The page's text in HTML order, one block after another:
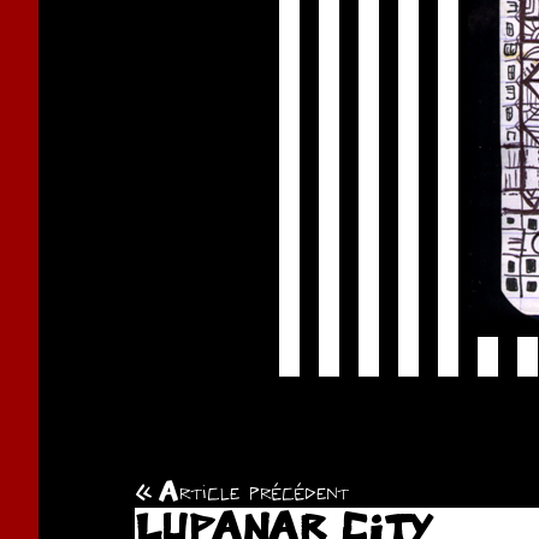
Navigation
Article précédent
LUPANAR CITY